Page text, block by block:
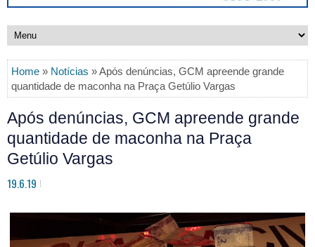
Home » Notícias » Após denúncias, GCM apreende grande
quantidade de maconha na Praça Getúlio Vargas
Após denúncias, GCM apreende grande
quantidade de maconha na Praça
Getúlio Vargas
19.6.19